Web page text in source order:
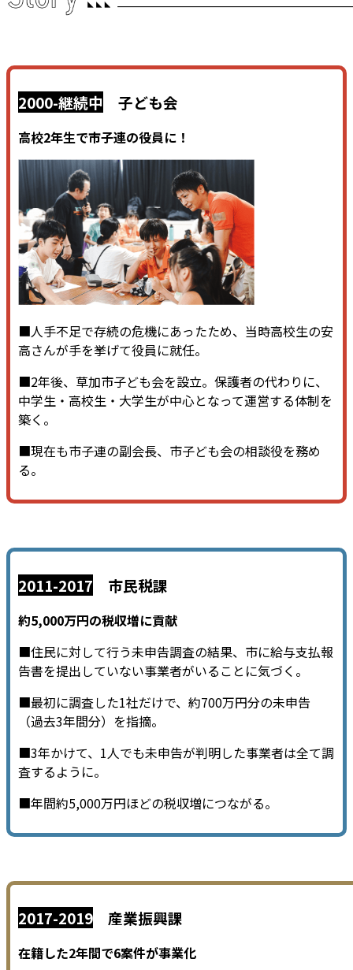
2000-継続中 子ども会
高校2年生で市子連の役員に！
■人手不足で存続の危機にあったため、当時高校生の安
高さんが手を挙げて役員に就任。
■2年後、草加市子ども会を設立。保護者の代わりに、
中学生・高校生・大学生が中心となって運営する体制を
築く。
■現在も市子連の副会長、市子ども会の相談役を務め
る。
2011-2017 市民税課
約5,000万円の税収増に貢献
■住民に対して行う未申告調査の結果、市に給与支払報
告書を提出していない事業者がいることに気づく。
■最初に調査した1社だけで、約700万円分の未申告
（過去3年間分）を指摘。
■3年かけて、1人でも未申告が判明した事業者は全て調
査するように。
■年間約5,000万円ほどの税収増につながる。
2017-2019 産業振興課
在籍した2年間で6案件が事業化